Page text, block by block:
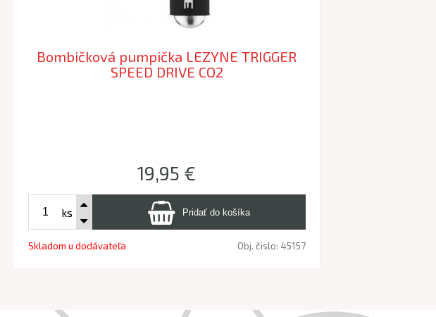
Bombičková pumpička LEZYNE TRIGGER
SPEED DRIVE CO2
19,95 €
ks
Skladom u dodávateľa Obj. čislo: 45157